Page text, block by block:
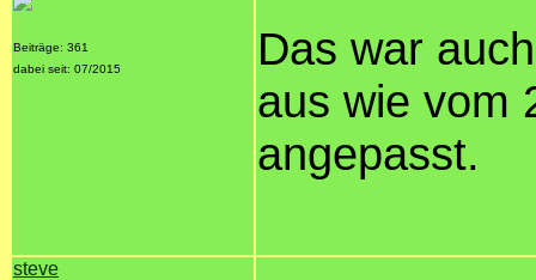
Beiträge: 361
dabei seit: 07/2015
Das war
aus wie vom
angepasst.
steve